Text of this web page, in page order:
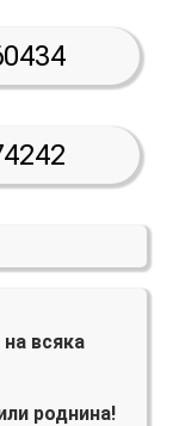
всяка
роднина!